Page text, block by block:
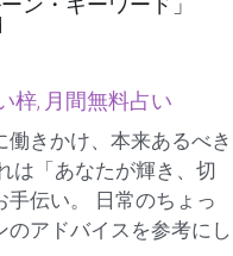
ン・キーワード」
梓,月間無料占い
働きかけ、本来あるべき